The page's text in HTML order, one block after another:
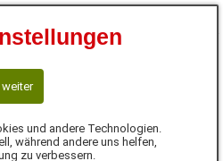
weiter
und andere Technologien.
während andere uns helfen,
zu verbessern.